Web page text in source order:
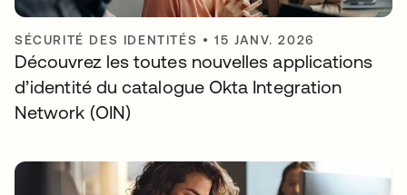
SÉCURITÉ DES IDENTITÉS •15 JANV. 2026
Découvrez les toutes nouvelles applications
d’identité du catalogue Okta Integration
Network (OIN)